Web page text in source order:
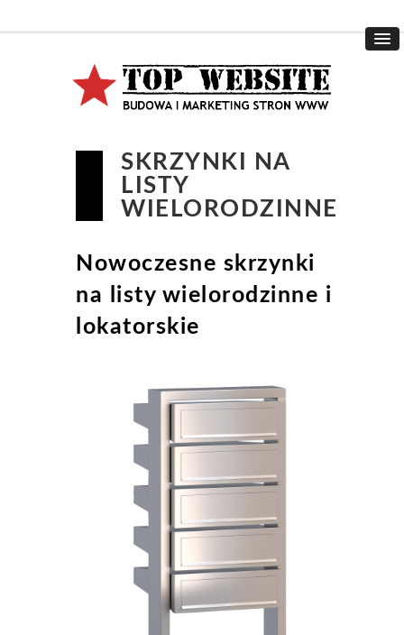
SKRZYNKI NA
LISTY
WIELORODZINNE
Nowoczesne skrzynki
na listy wielorodzinne i
lokatorskie